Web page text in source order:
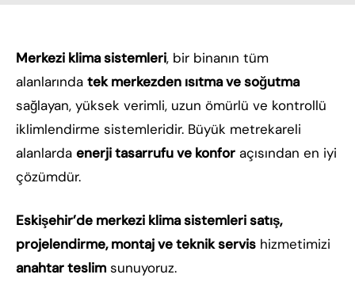
Merkezi klima sistemleri, bir binanın tüm
alanlarında tek merkezden ısıtma ve soğutma
sağlayan, yüksek verimli, uzun ömürlü ve kontrollü
iklimlendirme sistemleridir. Büyük metrekareli
alanlarda enerji tasarrufu ve konfor açısından en iyi
çözümdür.
Eskişehir’de merkezi klima sistemleri satış,
projelendirme, montaj ve teknik servis hizmetimizi
anahtar teslim sunuyoruz.